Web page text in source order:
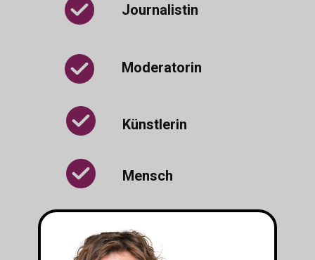
Journalistin
Moderatorin
Künstlerin
Mensch